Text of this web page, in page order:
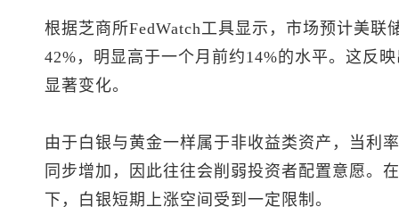
根据芝商所FedWatch工具显示，市场预计美联
42%，明显高于一个月前约14%的水平。这反
显著变化。
由于白银与黄金一样属于非收益类资产，当利
同步增加，因此往往会削弱投资者配置意愿。
下，白银短期上涨空间受到一定限制。